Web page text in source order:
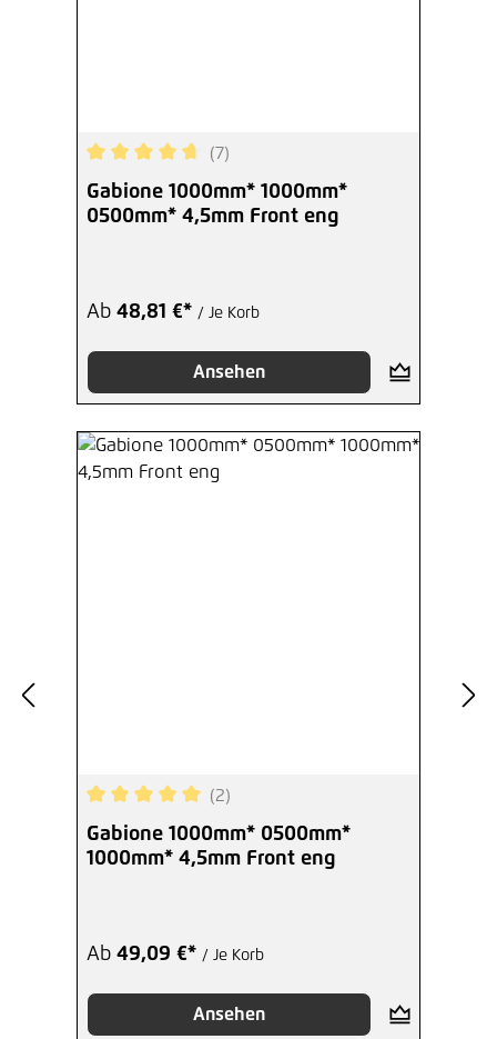
Durchschnittliche Bewertung von 4.86 von 5
(7)
Gabione 1000mm* 1000mm*
0500mm* 4,5mm Front eng
Ab 48,81 €* / Je Korb
Ansehen
Durchschnittliche Bewertung von 5 von 5
(2)
Gabione 1000mm* 0500mm*
1000mm* 4,5mm Front eng
Ab 49,09 €* / Je Korb
Ansehen